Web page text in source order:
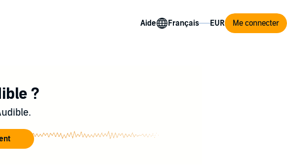
Aide Me connecter
?